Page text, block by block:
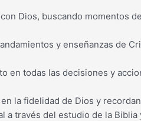
Dios, buscando momentos
y enseñanzas de
en todas las decisiones y
la fidelidad de Dios y
a través del estudio de la